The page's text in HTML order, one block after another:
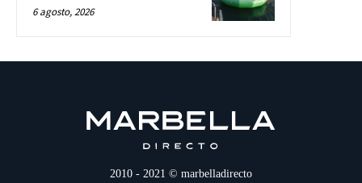
6 agosto, 2026
2010 - 2021 © marbelladirecto